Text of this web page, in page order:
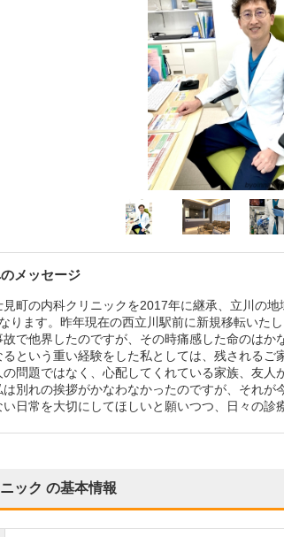
メッセージ
見町の内科クリニックを2017年に継承、立川の
ります。昨年現在の西立川駅前に新規移転いた
故で他界したのですが、その時痛感した命のは
るという重い経験をした私としては、残される
の問題ではなく、心配してくれている家族、友
は別れの挨拶がかなわなかったのですが、それ
日常を大切にしてほしいと願いつつ、日々の診
ック の基本情報